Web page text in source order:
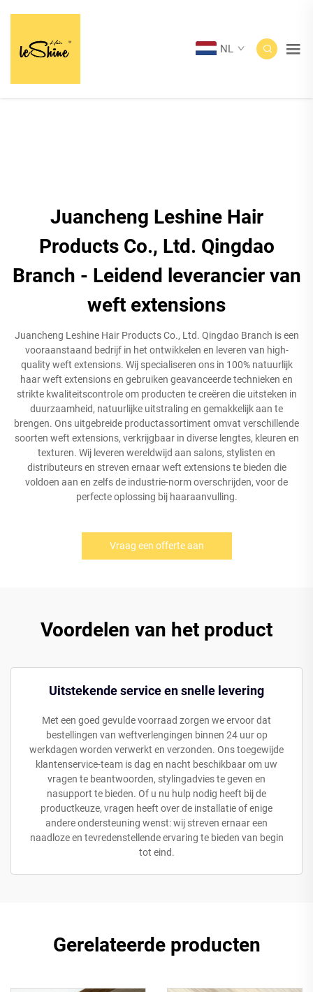
NL
Juancheng Leshine Hair
Products Co., Ltd. Qingdao
Branch - Leidend leverancier van
weft extensions
Juancheng Leshine Hair Products Co., Ltd. Qingdao Branch is een
vooraanstaand bedrijf in het ontwikkelen en leveren van high-
quality weft extensions. Wij specialiseren ons in 100% natuurlijk
haar weft extensions en gebruiken geavanceerde technieken en
strikte kwaliteitscontrole om producten te creëren die uitsteken in
duurzaamheid, natuurlijke uitstraling en gemakkelijk aan te
brengen. Ons uitgebreide productassortiment omvat verschillende
soorten weft extensions, verkrijgbaar in diverse lengtes, kleuren en
texturen. Wij leveren wereldwijd aan salons, stylisten en
distributeurs en streven ernaar weft extensions te bieden die
voldoen aan en zelfs de industrie-norm overschrijden, voor de
perfecte oplossing bij haaraanvulling.
Vraag een offerte aan
Voordelen van het product
Uitstekende service en snelle levering
Met een goed gevulde voorraad zorgen we ervoor dat
bestellingen van weftverlengingen binnen 24 uur op
werkdagen worden verwerkt en verzonden. Ons toegewijde
klantenservice-team is dag en nacht beschikbaar om uw
vragen te beantwoorden, stylingadvies te geven en
nasupport te bieden. Of u nu hulp nodig heeft bij de
productkeuze, vragen heeft over de installatie of enige
andere ondersteuning wenst: wij streven ernaar een
naadloze en tevredenstellende ervaring te bieden van begin
tot eind.
Gerelateerde producten